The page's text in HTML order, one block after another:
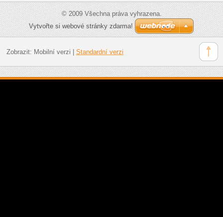
© 2009 Všechna práva vyhrazena.
Vytvořte si webové stránky zdarma!
Zobrazit: Mobilní verzi Standardní verzi